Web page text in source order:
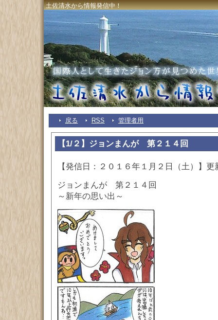
土佐清水から情報発信中！
戻る RSS 管理者用
【1/２】ジョンまんが 第２１４回
【発信日：２０１６年１月２日（土）】更
ジョンまんが 第２１４回
～新年の思い出～